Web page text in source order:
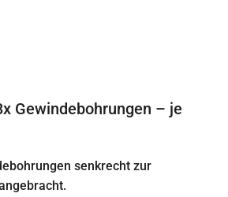
Gewindebohrungen – je
senkrecht zur